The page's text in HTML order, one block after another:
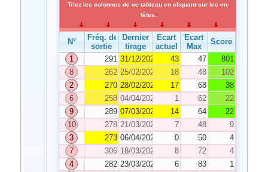
Triez les colonnes de ce tableau en cliquant sur les en-
têtes.
N°
Fréq. de
sortie
Dernier
tirage
Ecart
actuel
Ecart
Max
Score
1
291 31/12/2025 43 47
801
8
262 25/02/2026 18 48
102
2
270 28/02/2026 17 68
38
6
258 04/04/2026 1 62
22
9
289 07/03/2026 14 64
22
10
278 21/03/2026 7 48
9
3
273 06/04/2026 0 50
4
7
306 18/03/2026 8 72
4
4
282 23/03/2026 6 83
1